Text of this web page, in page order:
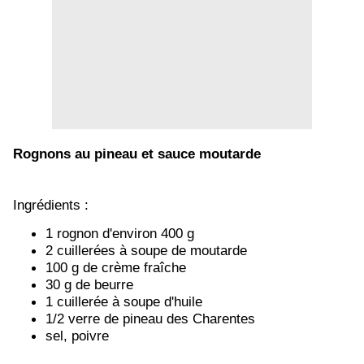
Rognons au pineau et sauce moutarde
Ingrédients :
1 rognon d'environ 400 g
2 cuillerées à soupe de moutarde
100 g de crème fraîche
30 g de beurre
1 cuillerée à soupe d'huile
1/2 verre de pineau des Charentes
sel, poivre